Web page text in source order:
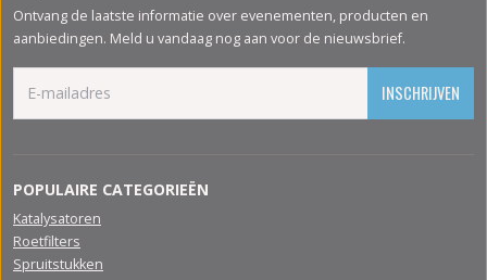
Ontvang de laatste informatie over evenementen, producten en
aanbiedingen. Meld u vandaag nog aan voor de nieuwsbrief.
INSCHRIJVEN
POPULAIRE CATEGORIEËN
Katalysatoren
Roetfilters
Spruitstukken